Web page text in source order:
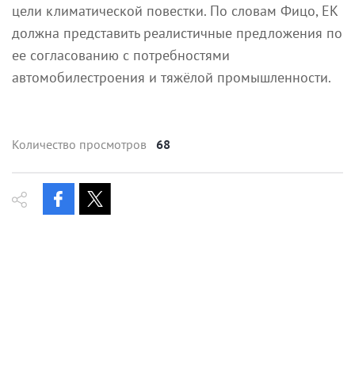
цели климатической повестки. По словам Фицо, ЕК
должна представить реалистичные предложения по
ее согласованию с потребностями
автомобилестроения и тяжёлой промышленности.
Количество просмотров 68